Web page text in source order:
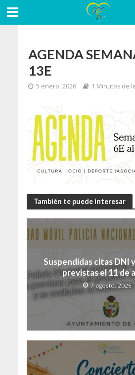
AGENDA
13E
5 enero, 2026 1 Minutos de
También te puede interesar
Suspendidas citas DNI
previstas el 11 de
7 agosto, 2026